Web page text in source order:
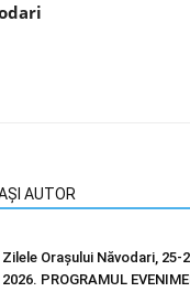
AUTOR
Zilele Orașului Năvodari, 25-
2026. PROGRAMUL